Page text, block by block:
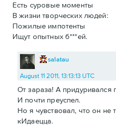
Есть суровые моменты
В жизни творческих людей:
Пожилые импотенты
Ищут опытных б***ей.
salatau
August 11 2011, 13:13:13 UTC
От зараза! А
И почти преуспел.
Но я чувствовал, что он не
кИдаецца.